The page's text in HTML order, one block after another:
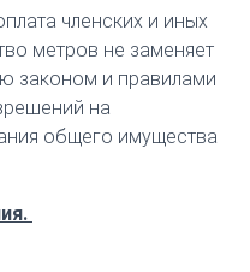
членских и иных
метров не заменяет
законом и правилами
на
общего имущества